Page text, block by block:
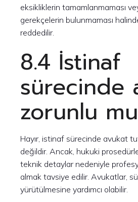
eksikliklerin tamamlanmaması
gerekçelerin bulunmaması
reddedilir.
8.4 İstinaf
sürecinde
zorunlu
Hayır, istinaf sürecinde avukat
değildir. Ancak, hukuki
teknik detaylar nedeniyle
almak tavsiye edilir. Avukatlar,
yürütülmesine yardımcı olabilir.